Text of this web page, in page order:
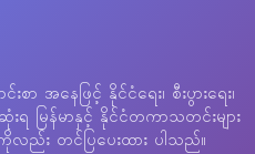
ာ အနေဖြင့် နိုင်ငံရေး၊ စီးပွားရေး၊
ရ မြန်မာနှင့် နိုင်ငံတကာသတင်းများ
ည်း တင်ပြပေးထား ပါသည်။